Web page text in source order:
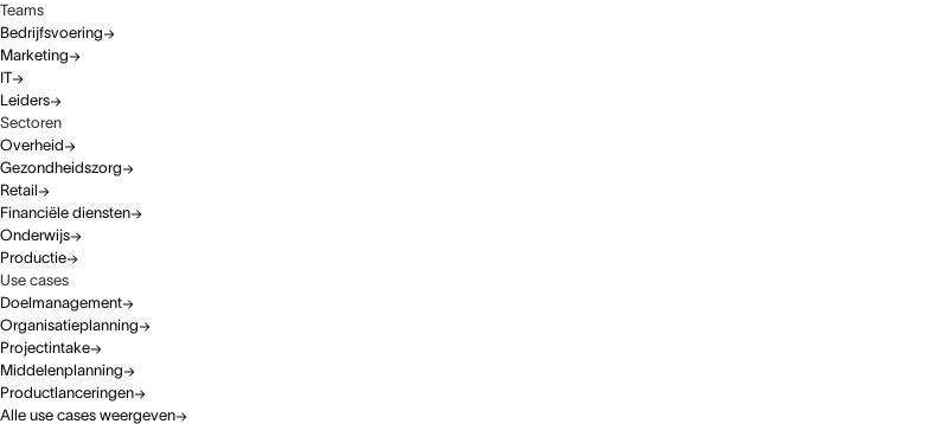
Teams
Bedrijfsvoering
Marketing
IT
Leiders
Sectoren
Overheid
Gezondheidszorg
Retail
Financiële diensten
Onderwijs
Productie
Use cases
Doelmanagement
Organisatieplanning
Projectintake
Middelenplanning
Productlanceringen
Alle use cases weergeven